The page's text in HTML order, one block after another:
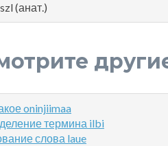
szl (анат.)
oninjiimaa
термина ilbi
слова laue